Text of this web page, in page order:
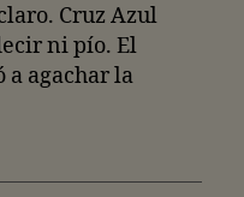
Cruz Azul
ni pío. El
a agachar la